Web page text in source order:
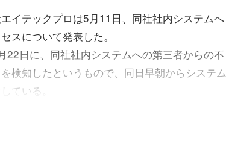
イテックプロは5月11日、同社社内システムへ
スについて発表した。
22日に、同社社内システムへの第三者からの不
検知したというもので、同日早朝からシステム
ている。